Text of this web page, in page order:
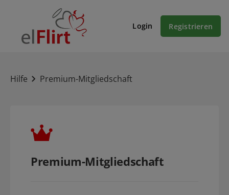
Login Registrieren
Hilfe Premium-Mitgliedschaft
Premium-Mitgliedschaft